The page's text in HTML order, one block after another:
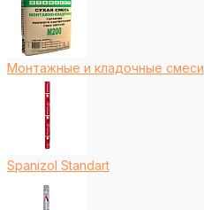
Монтажные и кладочные смеси
Spanizol Standart